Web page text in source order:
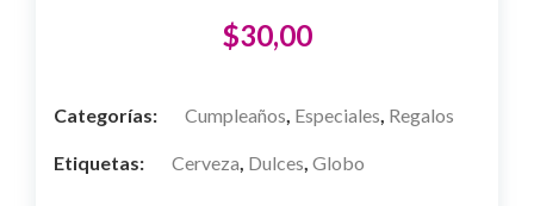
$30,00
Categorías: Cumpleaños, Especiales, Regalos
Etiquetas: Cerveza, Dulces, Globo